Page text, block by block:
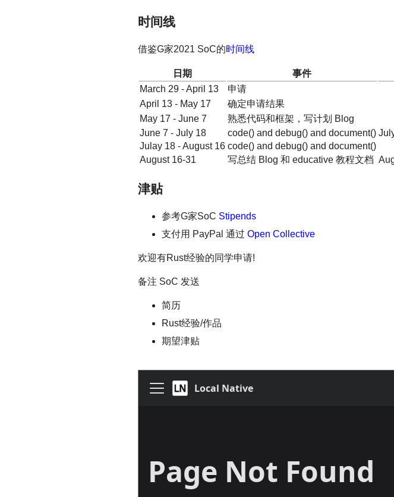
时间线
借鉴G家2021 SoC的时间线
日期 事件
March 29 - April 13
申请
April 13 - May 17
确定申请结果
May 17 - June 7
熟悉代码和框架，写计划 Blog
June 7 - July 18
code() and debug() and document()
Julay 18 - August 16 code() and debug() and document()
August 16-31
写总结 Blog 和 educative 教程文档
津贴
参考G家SoC Stipends
支付用 PayPal 通过 Open Collective
欢迎有Rust经验的同学申请!
备注 SoC 发送
简历
Rust经验/作品
期望津贴